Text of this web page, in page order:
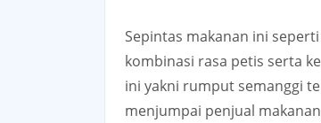
Sepintas makanan ini
kombinasi rasa petis serta
ini yakni rumput semanggi
menjumpai penjual